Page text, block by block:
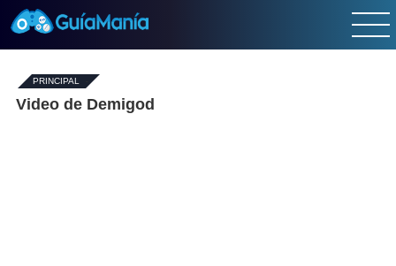
PRINCIPAL -
Video de Demigod